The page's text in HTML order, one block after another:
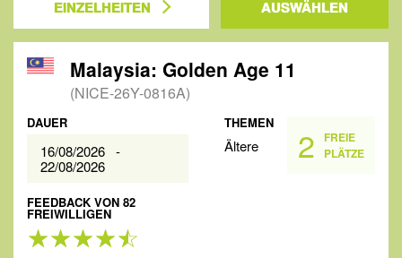
EINZELHEITEN AUSWÄHLEN
Malaysia: Golden Age 11
(NICE-26Y-0816A)
DAUER
16/08/2026 -
22/08/2026
FEEDBACK VON 82
FREIWILLIGEN
THEMEN
Ältere 2
FREIE
PLÄTZE